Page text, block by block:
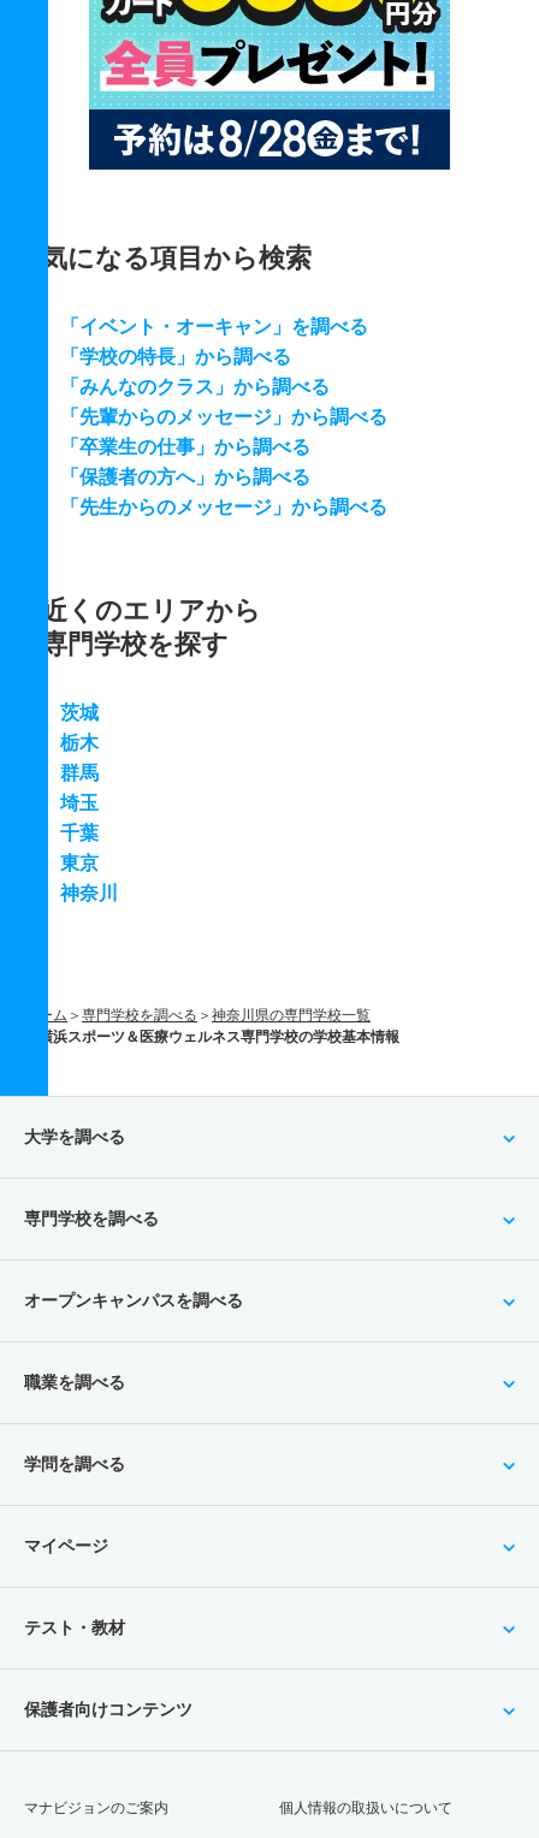
気になる項目から検索
「イベント・オーキャン」を調べる
「学校の特長」から調べる
「みんなのクラス」から調べる
「先輩からのメッセージ」から調べる
「卒業生の仕事」から調べる
「保護者の方へ」から調べる
「先生からのメッセージ」から調べる
近くのエリアから
専門学校を探す
茨城
栃木
群馬
埼玉
千葉
東京
神奈川
ホーム 専門学校を調べる
神奈川県の専門学校一覧
横浜スポーツ＆医療ウェルネス専門学校の学校基本情報
大学を調べる
専門学校を調べる
オープンキャンパスを調べる
職業を調べる
学問を調べる
マイページ
テスト・教材
保護者向けコンテンツ
マナビジョンのご案内 個人情報の取扱いについて